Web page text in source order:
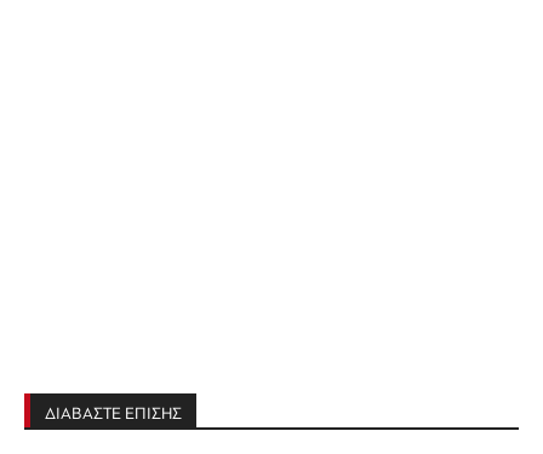
ΔΙΑΒΑΣΤΕ ΕΠΙΣΗΣ